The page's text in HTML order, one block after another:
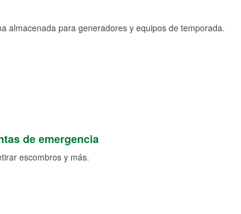
almacenada para generadores y equipos de temporada.
de emergencia
escombros y más.